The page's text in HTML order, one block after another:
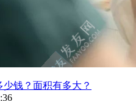
钱？面积有多大？